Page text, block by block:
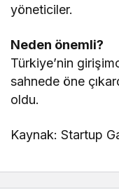
yöneticiler.
Neden önemli?
Türkiye’nin
sahnede öne
oldu.
Kaynak: Startup